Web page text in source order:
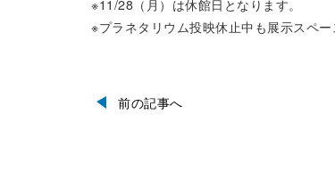
※11/28（月）は休館日となります。
※プラネタリウム投映休止中も展示スペ
前の記事へ